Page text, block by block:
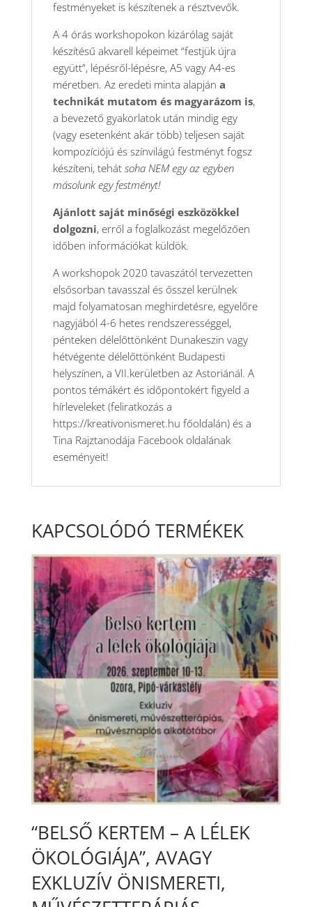
festményeket is készítenek a résztvevők.
A 4 órás workshopokon kizárólag saját
készítésű akvarell képeimet “festjük újra
együtt”, lépésről-lépésre, A5 vagy A4-es
méretben. Az eredeti minta alapján a
technikát mutatom és magyarázom is,
a bevezető gyakorlatok után mindig egy
(vagy esetenként akár több) teljesen saját
kompozíciójú és színvilágú festményt fogsz
készíteni, tehát soha NEM egy az egyben
másolunk egy festményt!
Ajánlott saját minőségi eszközökkel
dolgozni, erről a foglalkozást megelőzően
időben információkat küldök.
A workshopok 2020 tavaszától tervezetten
elsősorban tavasszal és ősszel kerülnek
majd folyamatosan meghirdetésre, egyelőre
nagyjából 4-6 hetes rendszerességgel,
pénteken délelőttönként Dunakeszin vagy
hétvégente délelőttönként Budapesti
helyszínen, a VII.kerületben az Astoriánál. A
pontos témákért és időpontokért figyeld a
hírleveleket (feliratkozás a
https://kreativonismeret.hu főoldalán) és a
Tina Rajztanodája Facebook oldalának
eseményeit!
KAPCSOLÓDÓ TERMÉKEK
“BELSŐ KERTEM – A LÉLEK
ÖKOLÓGIÁJA”, AVAGY
EXKLUZÍV ÖNISMERETI,